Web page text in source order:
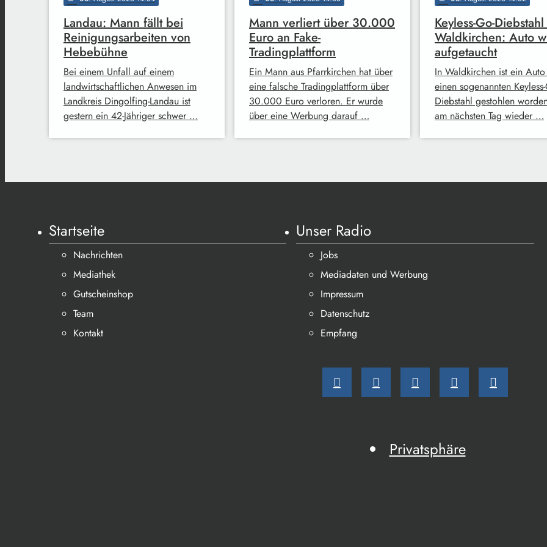
Landau: Mann fällt bei
Reinigungsarbeiten von
Hebebühne
Bei einem Unfall auf einem
landwirtschaftlichen Anwesen im
Landkreis Dingolfing-Landau ist
gestern ein 42-Jähriger schwer …
Mann verliert über 30.000
Euro an Fake-
Tradingplattform
Ein Mann aus Pfarrkirchen hat über
eine falsche Tradingplattform über
30.000 Euro verloren. Er wurde
über eine Werbung darauf …
Keyless-Go-
Waldkirchen: Auto
aufgetaucht
In Waldkirchen ist ein
einen sogenannten
Diebstahl gestohlen
am nächsten Tag wieder …
Startseite
Nachrichten
Mediathek
Gutscheinshop
Team
Kontakt
Unser Radio
Jobs
Mediadaten und Werbung
Impressum
Datenschutz
Empfang
Privatsphäre